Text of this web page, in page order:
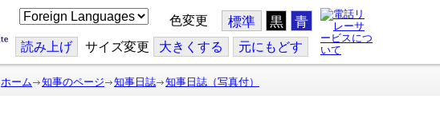
こ
の
ジ
を
翻
色変更 標準 黒 青
読み上げ サイズ変更 大きくする 元にもどす
ホーム 知事のページ 知事日誌 知事日誌（写真付）